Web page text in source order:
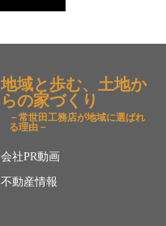
地域と歩む、土地か
らの家づくり
－常世田工務店が地域に選ばれ
る理由－
会社PR動画
不動産情報